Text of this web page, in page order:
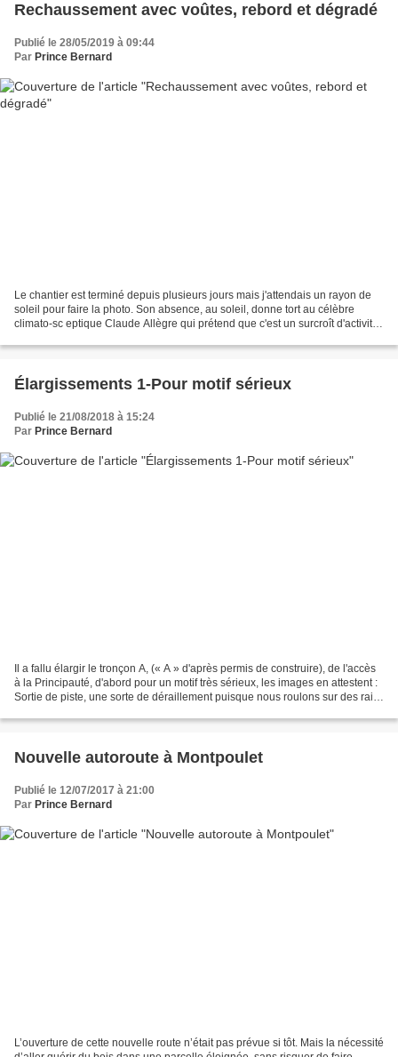
Rechaussement avec voûtes, rebord et dégradé
Publié le 28/05/2019 à 09:44
Par Prince Bernard
Le chantier est terminé depuis plusieurs jours mais j'attendais un rayon de
soleil pour faire la photo. Son absence, au soleil, donne tort au célèbre
climato-sc eptique Claude Allègre qui prétend que c'est un surcroît d'activité
Élargissements 1-Pour motif sérieux
Publié le 21/08/2018 à 15:24
Par Prince Bernard
Il a fallu élargir le tronçon A, (« A » d'après permis de construire), de l'accès
à la Principauté, d'abord pour un motif très sérieux, les images en attestent :
Sortie de piste, une sorte de déraillement puisque nous roulons sur des rails
Nouvelle autoroute à Montpoulet
Publié le 12/07/2017 à 21:00
Par Prince Bernard
L’ouverture de cette nouvelle route n’était pas prévue si tôt. Mais la nécessité